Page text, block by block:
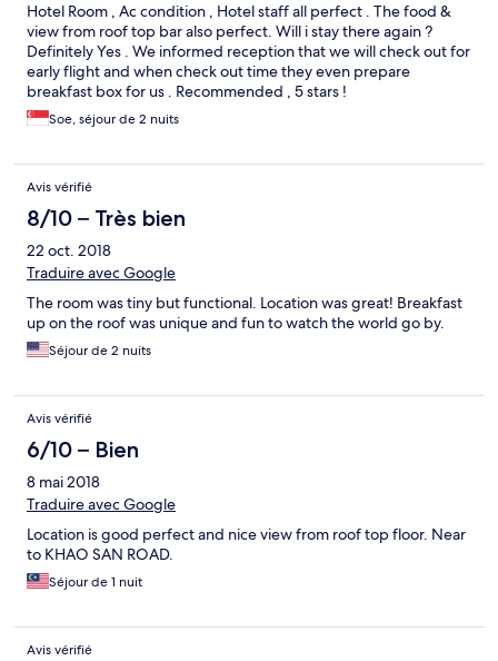
Hotel Room , Ac condition , Hotel staff all perfect . The food &
view from roof top bar also perfect. Will i stay there again ?
Definitely Yes . We informed reception that we will check out for
early flight and when check out time they even prepare
breakfast box for us . Recommended , 5 stars !
Soe, séjour de 2 nuits
Avis vérifié
8/10 – Très bien
22 oct. 2018
Traduire avec Google
The room was tiny but functional. Location was great! Breakfast
up on the roof was unique and fun to watch the world go by.
Séjour de 2 nuits
Avis vérifié
6/10 – Bien
8 mai 2018
Traduire avec Google
Location is good perfect and nice view from roof top floor. Near
to KHAO SAN ROAD.
Séjour de 1 nuit
Avis vérifié